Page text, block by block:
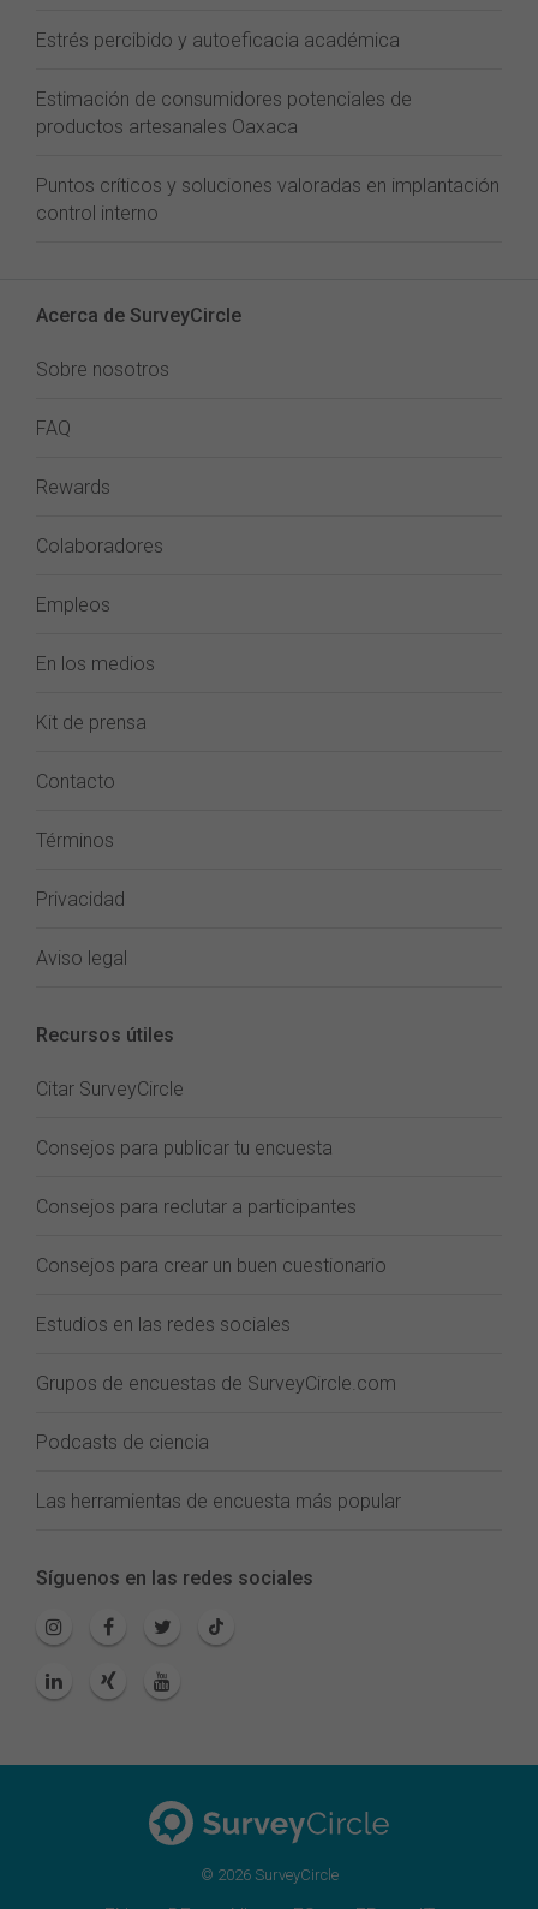
Estrés percibido y autoeficacia académica
Estimación de consumidores potenciales de
productos artesanales Oaxaca
Puntos críticos y soluciones valoradas en implantación
control interno
Acerca de SurveyCircle
Sobre nosotros
FAQ
Rewards
Colaboradores
Empleos
En los medios
Kit de prensa
Contacto
Términos
Privacidad
Aviso legal
Recursos útiles
Citar SurveyCircle
Consejos para publicar tu encuesta
Consejos para reclutar a participantes
Consejos para crear un buen cuestionario
Estudios en las redes sociales
Grupos de encuestas de SurveyCircle.com
Podcasts de ciencia
Las herramientas de encuesta más popular
Síguenos en las redes sociales
© 2026 SurveyCircle